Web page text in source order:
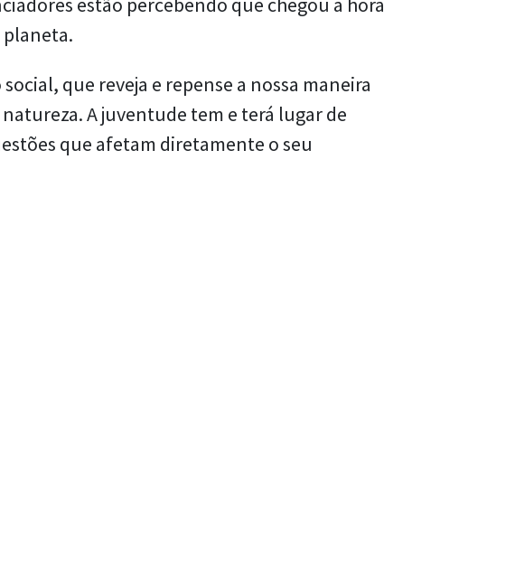
planeta.
que reveja e repense a nossa maneira
A juventude tem e terá lugar de
que afetam diretamente o seu